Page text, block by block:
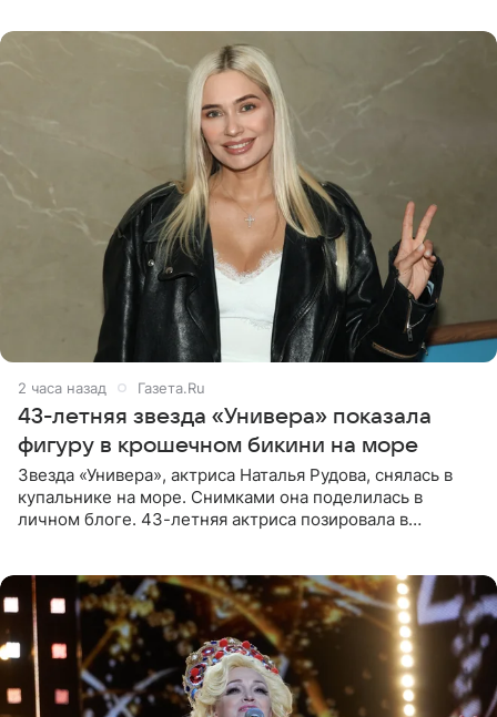
2 часа назад Газета.Ru
43-летняя звезда «Универа» показала
фигуру в крошечном бикини на море
Звезда «Универа», актриса Наталья Рудова, снялась в
купальнике на море. Снимками она поделилась в
личном блоге. 43-летняя актриса позировала в